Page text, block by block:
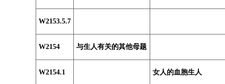
W2153.5.7
W2154 与生人有关的其他母题
W2154.1 女人的血胞生人